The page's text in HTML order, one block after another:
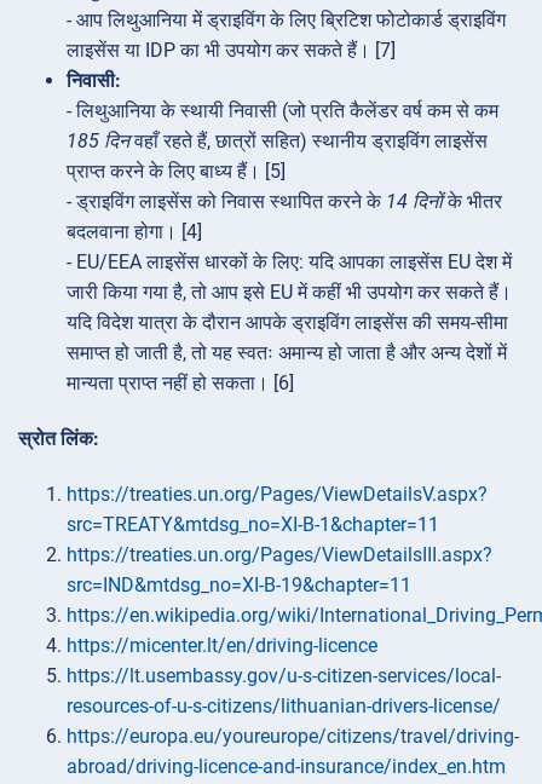
- आप लिथुआनिया में ड्राइविंग के लिए ब्रिटिश फोटोकार्ड ड्राइविंग
लाइसेंस या IDP का भी उपयोग कर सकते हैं। [7]
निवासी:
- लिथुआनिया के स्थायी निवासी (जो प्रति कैलेंडर वर्ष कम से कम
185 दिनवहाँ रहते हैं, छात्रों सहित) स्थानीय ड्राइविंग लाइसेंस
प्राप्त करने के लिए बाध्य हैं। [5]
- ड्राइविंग लाइसेंस को निवास स्थापित करने के 14 दिनोंके भीतर
बदलवाना होगा। [4]
- EU/EEA लाइसेंस धारकों के लिए: यदि आपका लाइसेंस EU देश में
जारी किया गया है, तो आप इसे EU में कहीं भी उपयोग कर सकते हैं।
यदि विदेश यात्रा के दौरान आपके ड्राइविंग लाइसेंस की समय-सीमा
समाप्त हो जाती है, तो यह स्वतः अमान्य हो जाता है और अन्य देशों में
मान्यता प्राप्त नहीं हो सकता। [6]
स्रोत लिंक:
https://treaties.un.org/Pages/ViewDetailsV.aspx?
src=TREATY&mtdsg_no=XI-B-1&chapter=11
https://treaties.un.org/Pages/ViewDetailsIII.aspx?
src=IND&mtdsg_no=XI-B-19&chapter=11
https://en.wikipedia.org/wiki/
https://micenter.lt/en/driving-licence
https://lt.usembassy.gov/u-s-citizen-services/local-
resources-of-u-s-citizens/lithuanian-drivers-license/
https://europa.eu/youreurope/citizens/travel/driving-
abroad/driving-licence-and-insurance/index_en.htm